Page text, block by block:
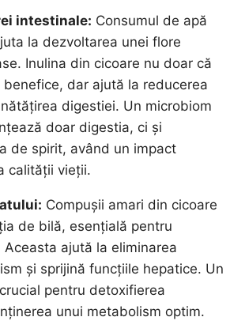
intestinale: Consumul de apă
la dezvoltarea unei flore
Inulina din cicoare nu doar că
dar ajută la reducerea
digestiei. Un microbiom
doar digestia, ci și
de spirit, având un impact
calității vieții.
Compușii amari din cicoare
de bilă, esențială pentru
ajută la eliminarea
și sprijină funcțiile hepatice. Un
pentru detoxifierea
unui metabolism optim.